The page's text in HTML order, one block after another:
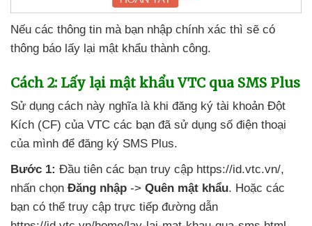
Nếu các thông tin mà bạn nhập chính xác thì sẽ có
thông báo lấy lại mật khẩu thành công.
Cách 2: Lấy lại mật khẩu VTC qua SMS Plus
Sử dụng cách này nghĩa là khi đăng ký tài khoản Đột
Kích (CF) của VTC các bạn đã sử dụng số điện thoại
của mình để đăng ký SMS Plus.
Bước 1: Đầu tiên các bạn truy cập https://id.vtc.vn/,
nhấn chọn Đăng nhập -> Quên mật khẩu. Hoặc các
bạn có thể truy cập trực tiếp đường dẫn